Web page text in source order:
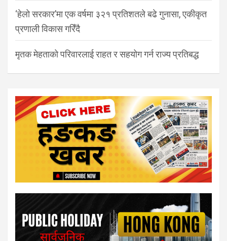
‘हेलो सरकार’मा एक वर्षमा ३२१ प्रतिशतले बढे गुनासा, एकीकृत
प्रणाली विकास गरिँदै
मृतक मेहताको परिवारलाई राहत र सहयोग गर्न राज्य प्रतिबद्ध